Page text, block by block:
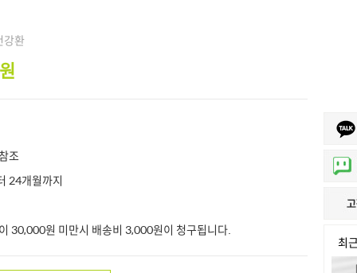
최
강환
조
24개월까지
30,000원 미만시 배송비 3,000원이 청구됩니다.